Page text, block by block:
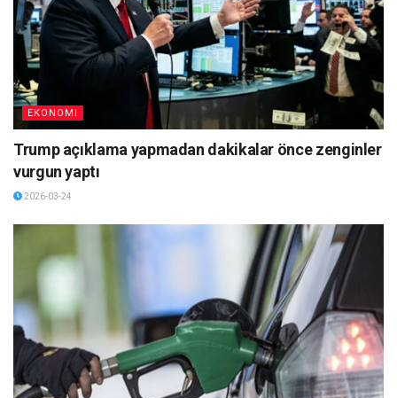
EKONOMI
Trump açıklama yapmadan dakikalar önce zenginler
vurgun yaptı
2026-03-24